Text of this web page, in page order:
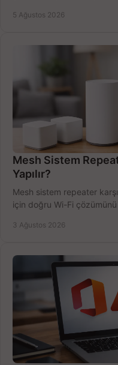
5 Ağustos 2026
Mesh Sistem
Yapılır?
Mesh sistem repeater
için doğru Wi-Fi
3 Ağustos 2026